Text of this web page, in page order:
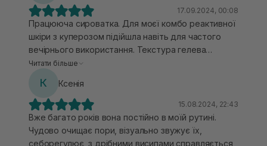
17.09.2024, 00:08
Працююча сироватка. Для моєї комбо реактивної
шкіри з куперозом підійшла навіть для частого
вечірнього використання. Текстура гелева
водичка, неолійна. Моя чутлива шкіра витримує,
дискомфорту не відчуваю, швидко поглинається і
закриваю кремом. на ранок - значно стихші
запалення. в комбінації з азелаїнокю цього ж
бренду в ранковій рутині - за тиждень значно
підсохші запалення і менше почервонінь. для
Читати більше
К Ксенія
15.08.2024, 22:43
Вже багато років вона постійно в моїй рутині.
Чудово очищає пори, візуально звужує їх,
себорегулює, з дрібними висипами справляється